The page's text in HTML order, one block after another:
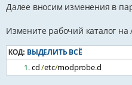
Далее вносим изменения в
Измените рабочий каталог
КОД: ВЫДЕЛИТЬ ВСЁ
cd /etc/modprobe.d